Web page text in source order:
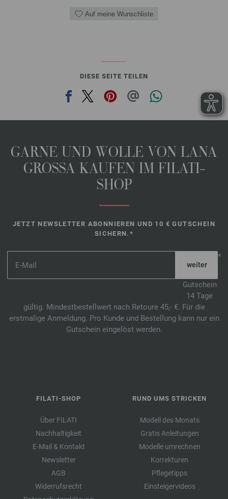
Auf meine Wunschliste
DIESE SEITE TEILEN
GARNE UND WOLLE VON LANA
GROSSA KAUFEN IM FILATI-
SHOP
JETZT NEWSLETTER ABONNIEREN UND 10 € GUTSCHEIN
SICHERN.*
*
Gutschein
14 Tage
gültig. Mindestbestellwert nach Retoure 45,- €. Für die
erstmalige Anmeldung. Pro Kunde und Bestellung kann nur ein
Gutschein eingelöst werden.
FILATI-SHOP
Über FILATI
Nachhaltigkeit
E-Mail & Kontakt
Newsletter
AGB
Widerrufsrecht
RUND UMS STRICKEN
Modell des Monats
Gratis Anleitungen
Modelle umrechnen
Korrekturen
Pflegetipps
Einsteigervideos